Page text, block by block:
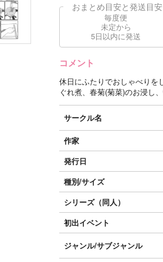
おまとめ目安と発送目安
毎度便
未定から
5日以内に発送
コメント
休日にふたりでおしゃべりを
ぐれ煮、春菊(菊菜)のお浸し
サークル名
作家
発行日
種別/サイズ
シリーズ（同人）
初出イベント
ジャンル/サブジャンル